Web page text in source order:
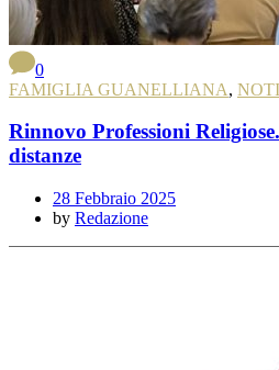
0
FAMIGLIA GUANELLIANA,
Rinnovo Professioni
distanze
28 Febbraio 2025
by Redazione